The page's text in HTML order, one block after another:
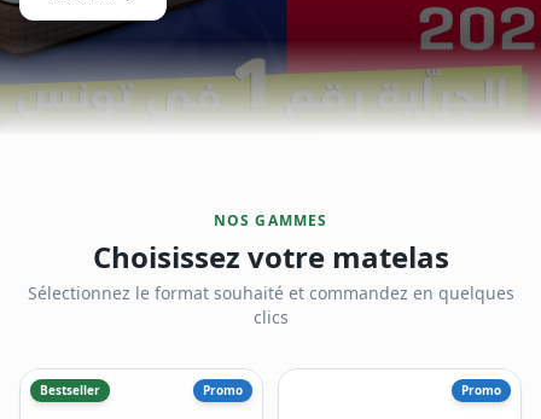
NOS GAMMES
Choisissez votre matelas
Sélectionnez le format souhaité et commandez en quelques
clics
Bestseller Promo Promo